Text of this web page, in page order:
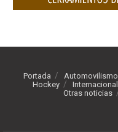
Portada Automovilismo
Hockey
Internacional
Otras noticias